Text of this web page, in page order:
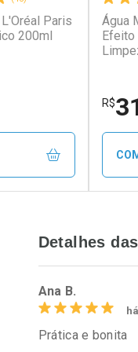
Paris
200ml
Água
Efeito
R$
Por
Detalhes
Ana B.
Prática e bonita